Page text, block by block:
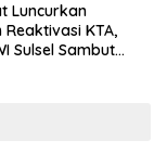
Luncurkan
KTA,
Sulsel Sambut